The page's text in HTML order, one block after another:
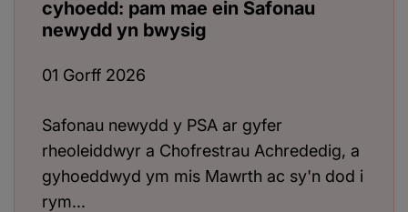
cyhoedd: pam mae ein Safonau
newydd yn bwysig
01 Gorff 2026
Safonau newydd y PSA ar gyfer
rheoleiddwyr a Chofrestrau Achrededig, a
gyhoeddwyd ym mis Mawrth ac sy'n dod i
rym...